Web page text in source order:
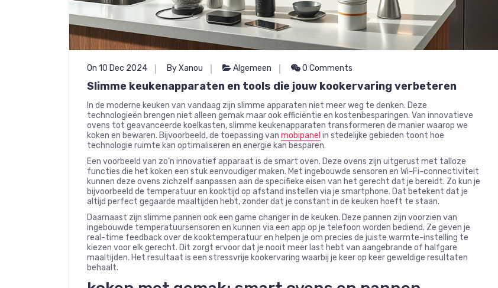
On 10 Dec 2024 By Xanou Algemeen 0 Comments
Slimme keukenapparaten en tools die jouw kookervaring verbeteren
In de moderne keuken van vandaag zijn slimme apparaten niet meer weg te denken. Deze
technologieën brengen niet alleen gemak maar ook efficiëntie en kostenbesparingen. Van innovatieve
ovens tot geavanceerde koelkasten, slimme keukenapparaten transformeren de manier waarop we
koken en bewaren. Bijvoorbeeld, de toepassing van mobipanel in stedelijke gebieden toont hoe
technologie ruimte kan optimaliseren en energie kan besparen.
Een voorbeeld van zo’n innovatief apparaat is de smart oven. Deze ovens zijn uitgerust met talloze
functies die het koken een stuk eenvoudiger maken. Met ingebouwde sensoren en Wi-Fi-connectiviteit
kunnen deze ovens zichzelf aanpassen aan de specifieke eisen van het gerecht dat je bereidt. Zo kun je
bijvoorbeeld de temperatuur en kooktijd op afstand instellen via je smartphone. Dat betekent dat je
altijd perfect gegaarde maaltijden hebt, zonder dat je constant in de keuken hoeft te staan.
Daarnaast zijn slimme pannen ook een game changer in de keuken. Deze pannen zijn voorzien van
ingebouwde temperatuursensoren en kunnen via een app op je telefoon worden bediend. Ze geven je
real-time feedback over de kooktemperatuur en helpen je om precies de juiste warmte-instelling te
kiezen voor elk gerecht. Dit zorgt ervoor dat je nooit meer last hebt van aangebrande of halfgare
maaltijden. Het resultaat is een stressvrije kookervaring waarbij je keer op keer geweldige resultaten
behaalt.